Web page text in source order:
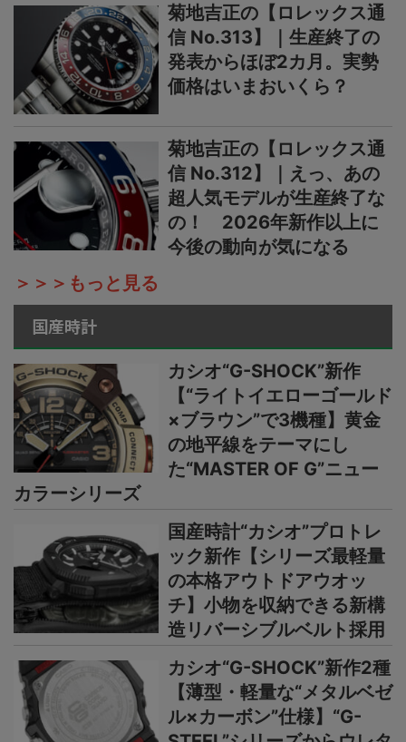
菊地吉正の【ロレックス通
信 No.313】｜生産終了の
発表からほぼ2カ月。実勢
価格はいまおいくら？
菊地吉正の【ロレックス通
信 No.312】｜えっ、あの
超人気モデルが生産終了な
の！ 2026年新作以上に
今後の動向が気になる
＞＞＞もっと見る
国産時計
カシオ“G-SHOCK”新作
【“ライトイエローゴールド
×ブラウン”で3機種】黄金
の地平線をテーマにし
た“MASTER OF G”ニュー
カラーシリーズ
国産時計“カシオ”プロトレ
ック新作【シリーズ最軽量
の本格アウトドアウオッ
チ】小物を収納できる新構
造リバーシブルベルト採用
カシオ“G-SHOCK”新作2種
【薄型・軽量な“メタルベゼ
ル×カーボン”仕様】“G-